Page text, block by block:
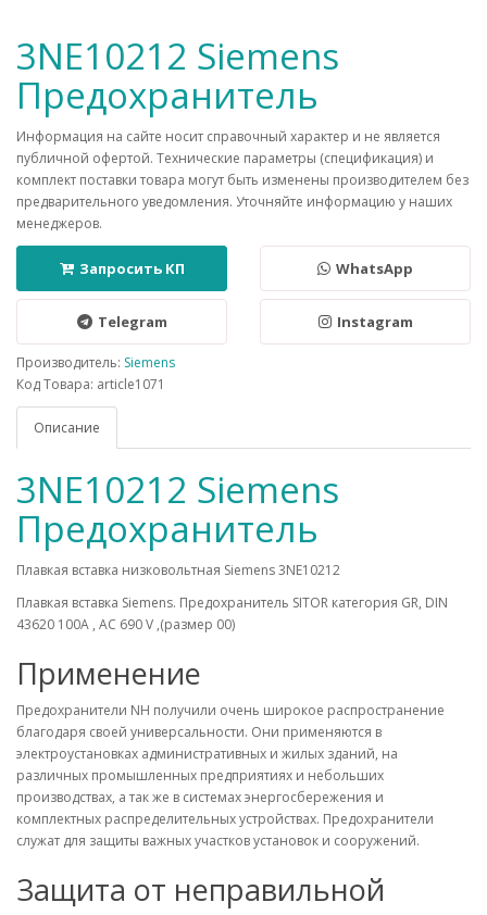
3NE10212 Siemens
Предохранитель
Информация на сайте носит справочный характер и не является
публичной офертой. Технические параметры (спецификация) и
комплект поставки товара могут быть изменены производителем без
предварительного уведомления. Уточняйте информацию у наших
менеджеров.
Запросить КП WhatsApp
Telegram Instagram
Производитель: Siemens
Код Товара: article1071
Описание
3NE10212 Siemens
Предохранитель
Плавкая вставка низковольтная Siemens 3NE10212
Плавкая вставка Siemens. Предохранитель SITOR категория GR, DIN
43620 100A , AC 690 V ,(размер 00)
Применение
Предохранители NH получили очень широкое распространение
благодаря своей универсальности. Они применяются в
электроустановках административных и жилых зданий, на
различных промышленных предприятиях и небольших
производствах, а так же в системах энергосбережения и
комплектных распределительных устройствах. Предохранители
служат для защиты важных участков установок и сооружений.
Защита от неправильной